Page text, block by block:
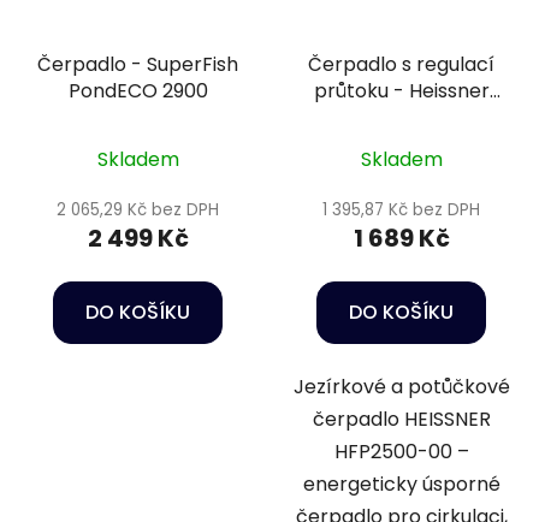
Čerpadlo - SuperFish
PondECO 2900
Skladem
2 065,29 Kč bez DPH
2 499 Kč
DO KOŠÍKU
Čerpadlo s regulací
průtoku - Heissner
Skladem
1 395,87 Kč bez DPH
1 689 Kč
DO KOŠÍKU
Jezírkové a potůčkové
čerpadlo HEISSNER
HFP2500-00 –
energeticky úsporné